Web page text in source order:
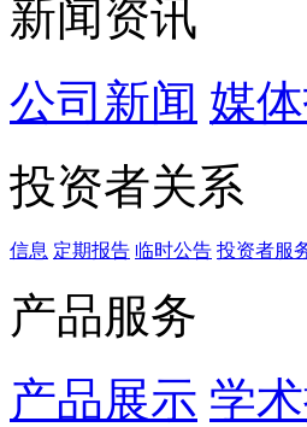
新闻资讯
公司新闻 媒
投资者关系
信息 定期报告 临时公告 投资者服
产品服务
产品展示 学